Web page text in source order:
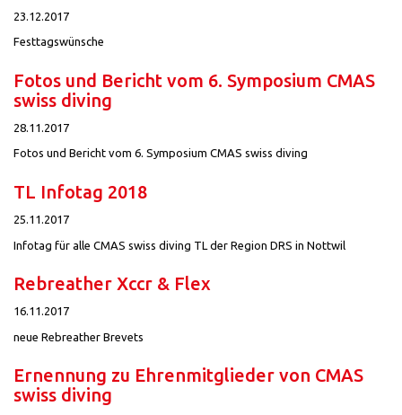
23.12.2017
Festtagswünsche
Fotos und Bericht vom 6. Symposium CMAS
swiss diving
28.11.2017
Fotos und Bericht vom 6. Symposium CMAS swiss diving
TL Infotag 2018
25.11.2017
Infotag für alle CMAS swiss diving TL der Region DRS in Nottwil
Rebreather Xccr & Flex
16.11.2017
neue Rebreather Brevets
Ernennung zu Ehrenmitglieder von CMAS
swiss diving